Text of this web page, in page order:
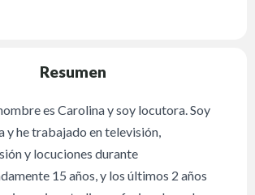
Resumen
es Carolina y soy locutora. Soy
y he trabajado en televisión,
y locuciones durante
15 años, y los últimos 2 años